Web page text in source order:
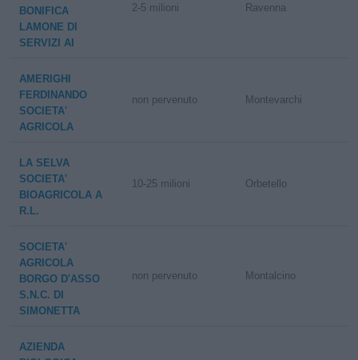
BONIFICA
LAMONE DI
SERVIZI AI
2-5 milioni Ravenna
AMERIGHI
FERDINANDO
SOCIETA'
AGRICOLA
non pervenuto Montevarchi
LA SELVA
SOCIETA'
BIOAGRICOLA A
R.L.
10-25 milioni Orbetello
SOCIETA'
AGRICOLA
BORGO D'ASSO
S.N.C. DI
SIMONETTA
non pervenuto Montalcino
AZIENDA